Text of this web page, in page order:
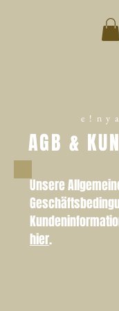
AGB &
Unsere
hier.